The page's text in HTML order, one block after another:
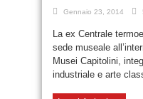
Gennaio 23, 2014
La ex Centrale
sede museale
Musei Capitolini,
industriale e arte